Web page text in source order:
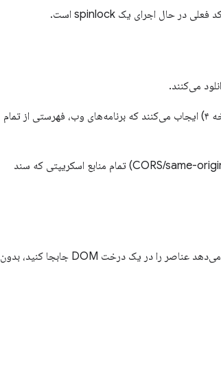
می‌کنند.
به طور خاص، استانداردها و بهترین شیوه‌های صنعتی آینده (به عنوان مثال، PCI-DSS نسخه ۴) ایجاب می‌کنند که برنامه‌های وب، فهرستی از تمام
این ویژگی بر اساس CSP و Reporting API ساخته شده است تا URLها و هش‌ها (برای CORS/same-origin) تمام منابع اسکریپتی که سند
) اضافه می‌کند که به شما امکان می‌دهد عناصر را در یک درخت DOM جابجا کنید، بدون